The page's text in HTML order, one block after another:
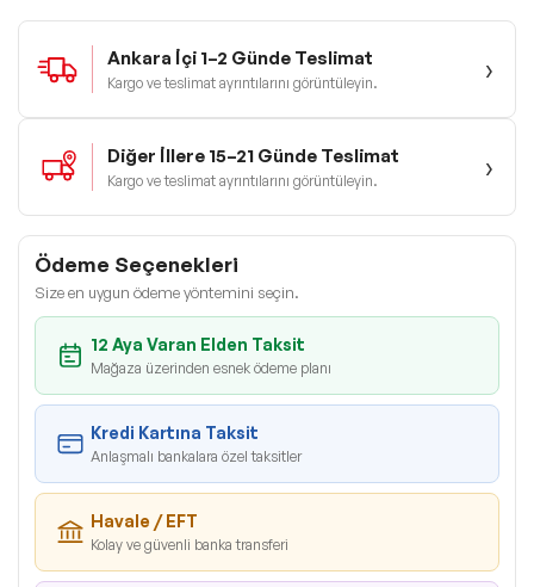
Ankara İçi 1–2 Günde Teslimat
Kargo ve teslimat ayrıntılarını görüntüleyin. ›
Diğer İllere 15–21 Günde Teslimat
Kargo ve teslimat ayrıntılarını görüntüleyin. ›
Ödeme Seçenekleri
Size en uygun ödeme yöntemini seçin.
12 Aya Varan Elden Taksit
Mağaza üzerinden esnek ödeme planı
Kredi Kartına Taksit
Anlaşmalı bankalara özel taksitler
Havale / EFT
Kolay ve güvenli banka transferi